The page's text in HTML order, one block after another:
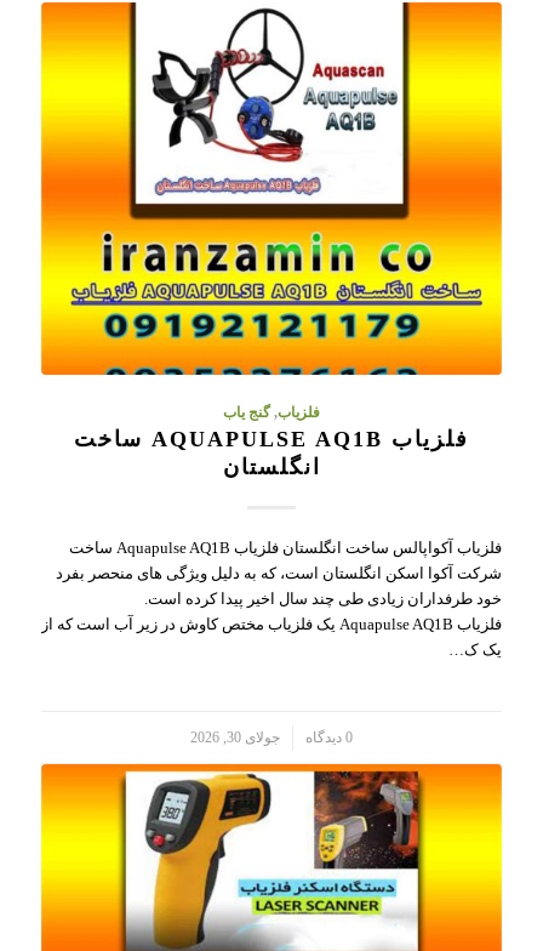
فلزیاب, گنج یاب
فلزیاب AQUAPULSE AQ1B ساخت
انگلستان
فلزیاب آکواپالس ساخت انگلستان فلزیاب Aquapulse AQ1B ساخت
شرکت آکوا اسکن انگلستان است، که به دلیل ویژگی های منحصر بفرد
خود طرفداران زیادی طی چند سال اخیر پیدا کرده است.
فلزیاب Aquapulse AQ1B یک فلزیاب مختص کاوش در زیر آب است که از
یک ک…
0 دیدگاه جولای 30, 2026